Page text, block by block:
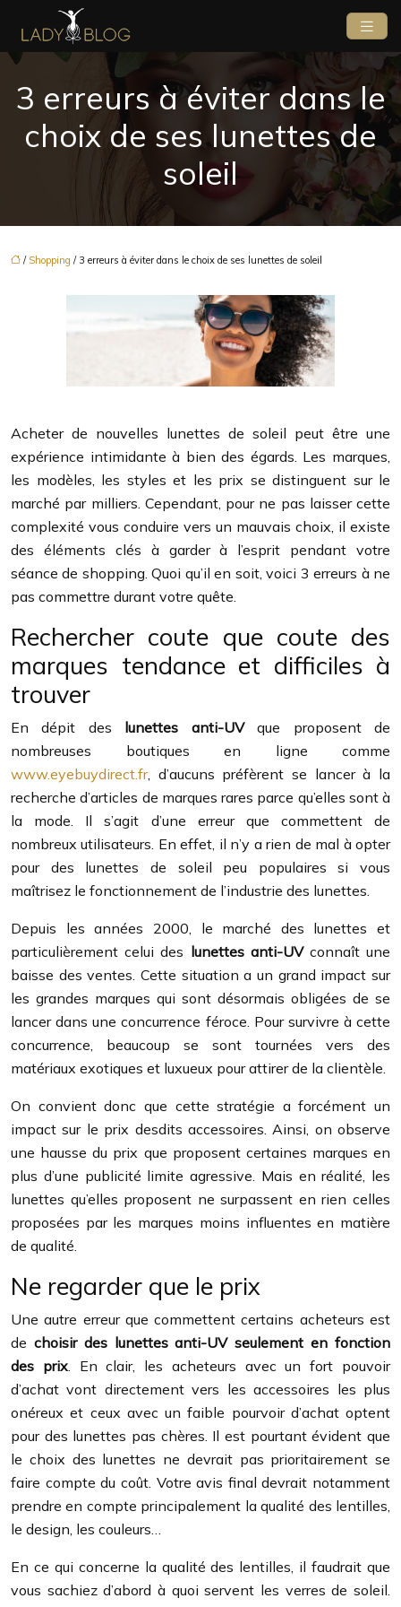
3 erreurs à éviter dans le
choix de ses lunettes de
soleil
/ Shopping / 3 erreurs à éviter dans le choix de ses lunettes de soleil
Acheter de nouvelles lunettes de soleil peut être une
expérience intimidante à bien des égards. Les marques,
les modèles, les styles et les prix se distinguent sur le
marché par milliers. Cependant, pour ne pas laisser cette
complexité vous conduire vers un mauvais choix, il existe
des éléments clés à garder à l’esprit pendant votre
séance de shopping. Quoi qu’il en soit, voici 3 erreurs à ne
pas commettre durant votre quête.
Rechercher coute que coute des
marques tendance et difficiles à
trouver
En dépit des lunettes anti-UVque proposent de
nombreuses boutiques en ligne comme
www.eyebuydirect.fr, d’aucuns préfèrent se lancer à la
recherche d’articles de marques rares parce qu’elles sont à
la mode. Il s’agit d’une erreur que commettent de
nombreux utilisateurs. En effet, il n’y a rien de mal à opter
pour des lunettes de soleil peu populaires si vous
maîtrisez le fonctionnement de l’industrie des lunettes.
Depuis les années 2000, le marché des lunettes et
particulièrement celui des lunettes anti-UVconnaît une
baisse des ventes. Cette situation a un grand impact sur
les grandes marques qui sont désormais obligées de se
lancer dans une concurrence féroce. Pour survivre à cette
concurrence, beaucoup se sont tournées vers des
matériaux exotiques et luxueux pour attirer de la clientèle.
On convient donc que cette stratégie a forcément un
impact sur le prix desdits accessoires. Ainsi, on observe
une hausse du prix que proposent certaines marques en
plus d’une publicité limite agressive. Mais en réalité, les
lunettes qu’elles proposent ne surpassent en rien celles
proposées par les marques moins influentes en matière
de qualité.
Ne regarder que le prix
Une autre erreur que commettent certains acheteurs est
de choisir des lunettes anti-UV seulement en fonction
des prix. En clair, les acheteurs avec un fort pouvoir
d’achat vont directement vers les accessoires les plus
onéreux et ceux avec un faible pourvoir d’achat optent
pour des lunettes pas chères. Il est pourtant évident que
le choix des lunettes ne devrait pas prioritairement se
faire compte du coût. Votre avis final devrait notamment
prendre en compte principalement la qualité des lentilles,
le design, les couleurs…
En ce qui concerne la qualité des lentilles, il faudrait que
vous sachiez d’abord à quoi servent les verres de soleil.